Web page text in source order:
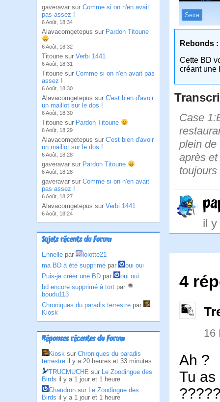
gaveravar sur Comme si on n'en avait
pas assez !
6 Août, 18:34
Alavacomgetepus sur Pardon Titoune
6 Août, 18:32
Titoune sur Verbi 1441
6 Août, 18:31
Titoune sur Comme si on n'en avait pas
assez !
6 Août, 18:30
Alavacomgetepus sur C'est bien d'avoir
un maillot sur le dos !
6 Août, 18:30
Titoune sur Pardon Titoune
6 Août, 18:29
Alavacomgetepus sur C'est bien d'avoir
un maillot sur le dos !
6 Août, 18:28
gaveravar sur Pardon Titoune
6 Août, 18:28
gaveravar sur Comme si on n'en avait
pas assez !
6 Août, 18:27
Alavacomgetepus sur Verbi 1441
6 Août, 18:24
Sujets récents du Forum
Ennelle par
lolotte21
ma BD à été supprimé par
oui oui
Puis-je créer une BD par
oui oui
bd encore supprimé à tort par
boudu113
Chroniques du paradis terrestre par
Kiosk
Réponses récentes du Forum
Kiosk sur Chroniques du paradis
terrestre il y a 20 heures et 33 minutes
TRUCMUCHE sur Le Zoodingue des
Birds il y a 1 jour et 1 heure
Chaudron sur Le Zoodingue des
Birds il y a 1 jour et 1 heure
Sexe
Rebonds :
Cette BD
créant une
Case
plein de
après
il y
4
16
Ah ?
Tu as